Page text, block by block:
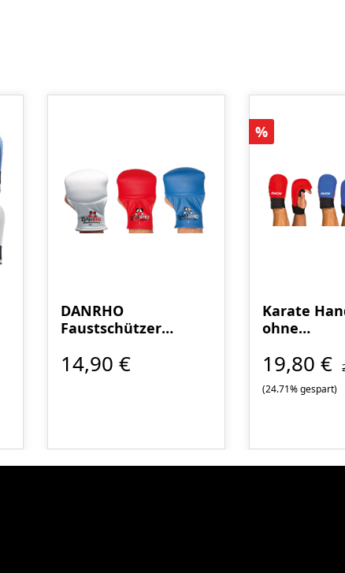
DANRHO
Faustschützer
14,90 €
Rabatt
%
Karate
ohne
WUKF
19,80 €
(24.71% gespart)